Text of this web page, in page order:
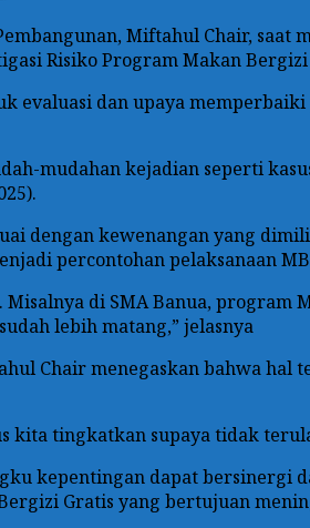
Miftahul Chair, saat
Risiko Program Makan
evaluasi dan upaya
mudahan kejadian seperti
dengan kewenangan yang
percontohan pelaksanaan
di SMA Banua,
lebih matang,” jelasnya
Chair menegaskan bahwa hal
kita tingkatkan supaya tidak
kepentingan dapat
Gratis yang bertujuan